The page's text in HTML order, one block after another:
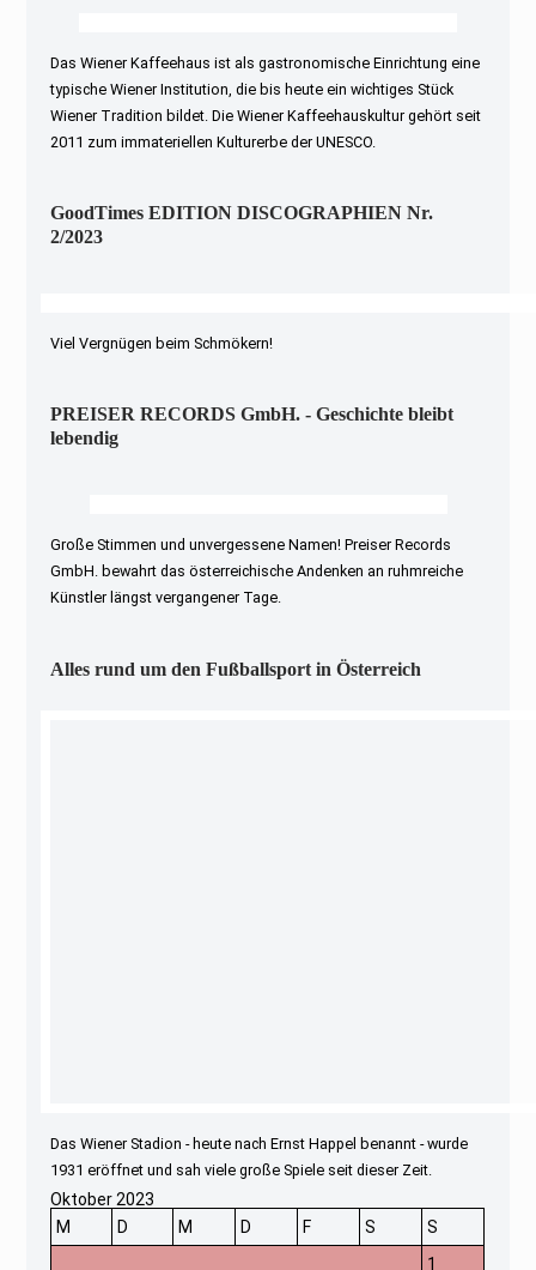
Das Wiener Kaffeehaus ist als gastronomische Einrichtung eine
typische Wiener Institution, die bis heute ein wichtiges Stück
Wiener Tradition bildet. Die Wiener Kaffeehauskultur gehört seit
2011 zum immateriellen Kulturerbe der UNESCO.
GoodTimes EDITION DISCOGRAPHIEN Nr.
2/2023
Viel Vergnügen beim Schmökern!
PREISER RECORDS GmbH. - Geschichte bleibt
lebendig
Große Stimmen und unvergessene Namen! Preiser Records
GmbH. bewahrt das österreichische Andenken an ruhmreiche
Künstler längst vergangener Tage.
Alles rund um den Fußballsport in Österreich
Das Wiener Stadion - heute nach Ernst Happel benannt - wurde
1931 eröffnet und sah viele große Spiele seit dieser Zeit.
Oktober 2023
M
D M D F S
S
1